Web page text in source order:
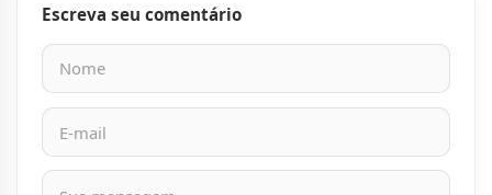
Escreva seu comentário
Nome
E-mail
Mensagem